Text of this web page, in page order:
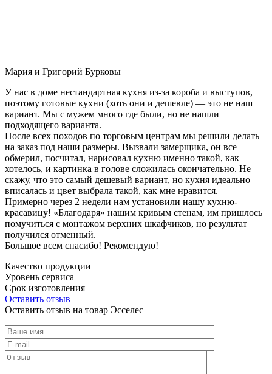
Мария и Григорий Бурковы
У нас в доме нестандартная кухня из-за короба и выступов,
поэтому готовые кухни (хоть они и дешевле) — это не наш
вариант. Мы с мужем много где были, но не нашли
подходящего варианта.
После всех походов по торговым центрам мы решили делать
на заказ под наши размеры. Вызвали замерщика, он все
обмерил, посчитал, нарисовал кухню именно такой, как
хотелось, и картинка в голове сложилась окончательно. Не
скажу, что это самый дешевый вариант, но кухня идеально
вписалась и цвет выбрала такой, как мне нравится.
Примерно через 2 недели нам установили нашу кухню-
красавицу! «Благодаря» нашим кривым стенам, им пришлось
помучиться с монтажом верхних шкафчиков, но результат
получился отменный.
Большое всем спасибо! Рекомендую!
Качество продукции
Уровень сервиса
Срок изготовления
Оставить отзыв
Оставить отзыв на товар Эсселес